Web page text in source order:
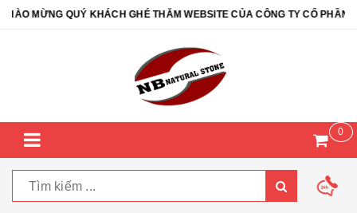
MỪNG QUÝ KHÁCH GHÉ THĂM WEBSITE CỦA CÔNG TY CỔ PHẦN
0